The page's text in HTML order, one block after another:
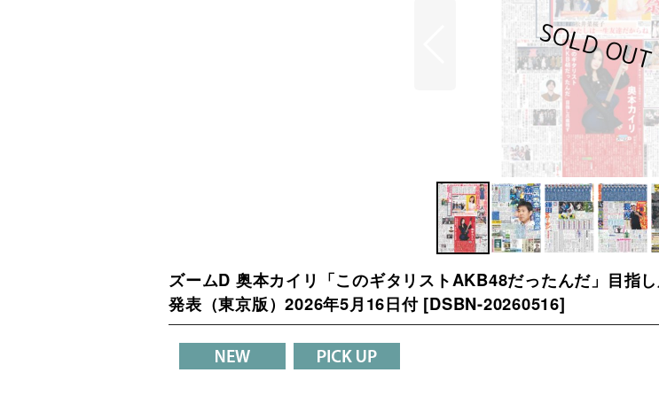
ズームD 奥本カイリ「このギタリストAKB48だったんだ」目指
発表（東京版）2026年5月16日付 [DSBN-20260516]